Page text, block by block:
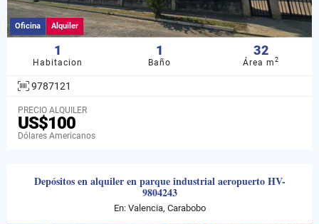
Oficina Alquiler
1
Habitacion
1
Baño
32
Área m2
9787121
PRECIO ALQUILER
US$100
Dólares Americanos
Depósitos en alquiler en parque industrial aeropuerto HV-
9804243
En: Valencia, Carabobo